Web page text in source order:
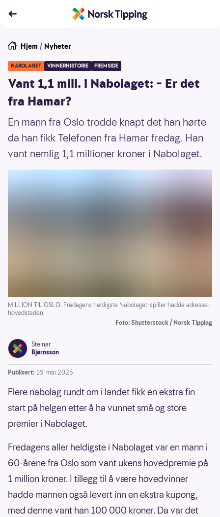
Hjem / Nyheter
NABOLAGET VINNERHISTORIE FREMSIDE
Vant 1,1 mill. i Nabolaget: – Er det
fra Hamar?
En mann fra Oslo trodde knapt det han hørte
da han fikk Telefonen fra Hamar fredag. Han
vant nemlig 1,1 millioner kroner i Nabolaget.
MILLION TIL OSLO: Fredagens heldigste Nabolaget-spiller hadde adresse i
hovedstaden.
Foto: Shutterstock / Norsk Tipping
Steinar
Bjørnsson
Publisert: 16. mai 2025
Flere nabolag rundt om i landet fikk en ekstra fin
start på helgen etter å ha vunnet små og store
premier i Nabolaget.
Fredagens aller heldigste i Nabolaget var en mann i
60-årene fra Oslo som vant ukens hovedpremie på
1 million kroner. I tillegg til å være hovedvinner
hadde mannen også levert inn en ekstra kupong,
med denne vant han 100 000 kroner. Da var det